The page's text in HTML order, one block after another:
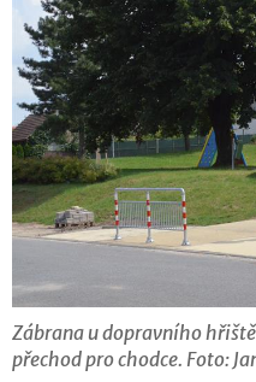
Zábrana u dopravního
přechod pro chodce. Foto: